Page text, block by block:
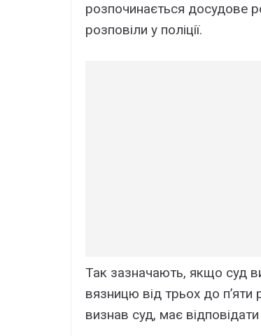
розпочинається досудове
розповіли у поліції.
Так зазначають, якщо суд
вязницю від трьох до
визнав суд, має